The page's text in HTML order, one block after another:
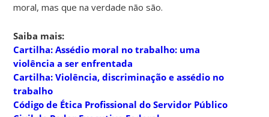
moral, mas que na verdade não são.
Saiba mais:
Cartilha: Assédio moral no trabalho: uma
violência a ser enfrentada
Cartilha: Violência, discriminação e assédio no
trabalho
Código de Ética Profissional do Servidor Público